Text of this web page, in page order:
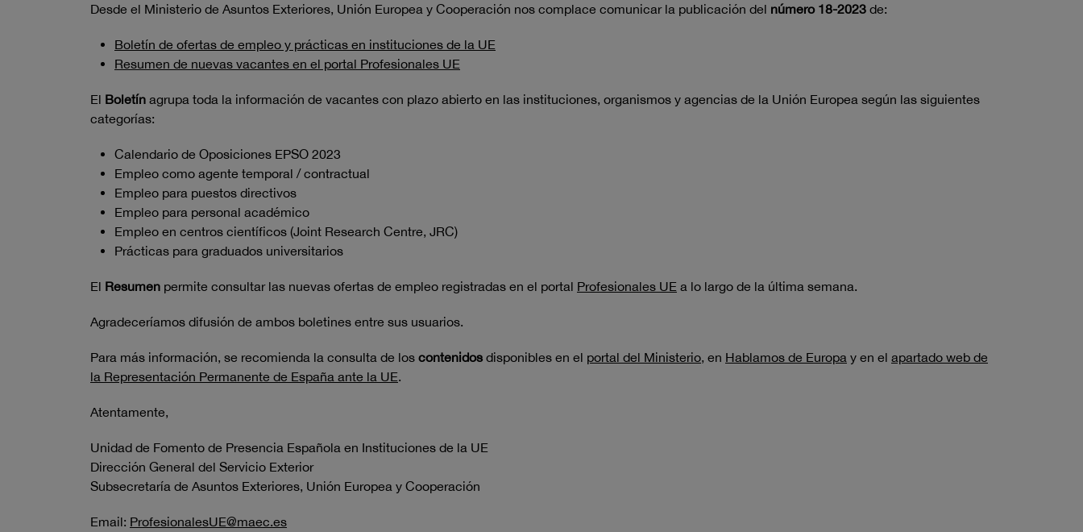
Desde el Ministerio de Asuntos Exteriores, Unión Europea y Cooperación nos complace comunicar la publicación del número 18-2023 de:
Boletín de ofertas de empleo y prácticas en instituciones de la UE
Resumen de nuevas vacantes en el portal Profesionales UE
El Boletín agrupa toda la información de vacantes con plazo abierto en las instituciones, organismos y agencias de la Unión Europea según las siguientes
categorías:
Calendario de Oposiciones EPSO 2023
Empleo como agente temporal / contractual
Empleo para puestos directivos
Empleo para personal académico
Empleo en centros científicos (Joint Research Centre, JRC)
Prácticas para graduados universitarios
El Resumen permite consultar las nuevas ofertas de empleo registradas en el portal Profesionales UE a lo largo de la última semana.
Agradeceríamos difusión de ambos boletines entre sus usuarios.
Para más información, se recomienda la consulta de los contenidos disponibles en el portal del Ministerio, en Hablamos de Europa y en el apartado web de
la Representación Permanente de España ante la UE.
Atentamente,
Unidad de Fomento de Presencia Española en Instituciones de la UE
Dirección General del Servicio Exterior
Subsecretaría de Asuntos Exteriores, Unión Europea y Cooperación
Email: ProfesionalesUE@maec.es